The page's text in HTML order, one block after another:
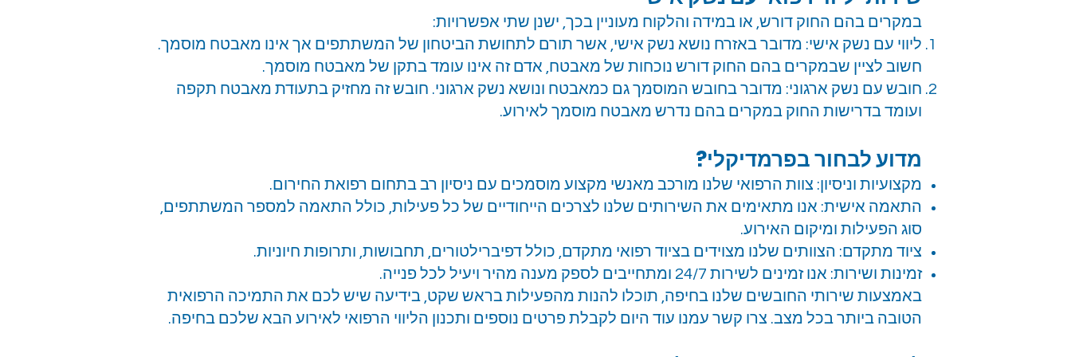
במקרים בהם החוק דורש, או במידה והלקוח מעוניין בכך, ישנן שתי אפשרויות:
ליווי עם נשק אישי: מדובר באזרח נושא נשק אישי, אשר תורם לתחושת הביטחון של המשתתפים אך אינו מאבטח מוסמך.
חשוב לציין שבמקרים בהם החוק דורש נוכחות של מאבטח, אדם זה אינו עומד בתקן של מאבטח מוסמך.
חובש עם נשק ארגוני: מדובר בחובש המוסמך גם כמאבטח ונושא נשק ארגוני. חובש זה מחזיק בתעודת מאבטח תקפה
ועומד בדרישות החוק במקרים בהם נדרש מאבטח מוסמך לאירוע.
מדוע לבחור בפרמדיקלי?
מקצועיות וניסיון: צוות הרפואי שלנו מורכב מאנשי מקצוע מוסמכים עם ניסיון רב בתחום רפואת החירום.
התאמה אישית: אנו מתאימים את השירותים שלנו לצרכים הייחודיים של כל פעילות, כולל התאמה למספר המשתתפים,
סוג הפעילות ומיקום האירוע.
ציוד מתקדם: הצוותים שלנו מצוידים בציוד רפואי מתקדם, כולל דפיברילטורים, תחבושות, ותרופות חיוניות.
זמינות ושירות: אנו זמינים לשירות 24/7 ומתחייבים לספק מענה מהיר ויעיל לכל פנייה.
באמצעות שירותי החובשים שלנו בחיפה, תוכלו להנות מהפעילות בראש שקט, בידיעה שיש לכם את התמיכה הרפואית
הטובה ביותר בכל מצב. צרו קשר עמנו עוד היום לקבלת פרטים נוספים ותכנון הליווי הרפואי לאירוע הבא שלכם בחיפה.